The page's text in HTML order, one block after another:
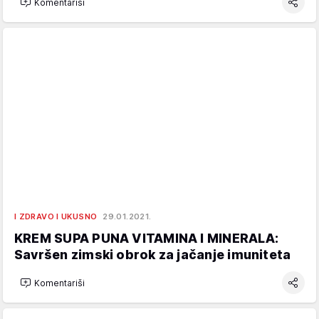
Komentariši
I ZDRAVO I UKUSNO 29.01.2021.
KREM SUPA PUNA VITAMINA I MINERALA:
Savršen zimski obrok za jačanje imuniteta
Komentariši